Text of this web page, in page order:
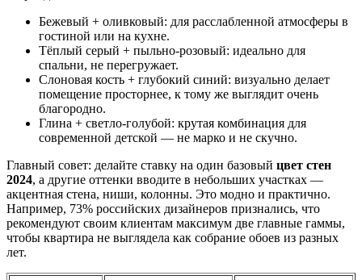
Бежевый + оливковый: для расслабленной атмосферы в
гостиной или на кухне.
Тёплый серый + пыльно-розовый: идеально для
спальни, не перегружает.
Слоновая кость + глубокий синий: визуально делает
помещение просторнее, к тому же выглядит очень
благородно.
Глина + светло-голубой: крутая комбинация для
современной детской — не марко и не скучно.
Главный совет: делайте ставку на один базовый цвет стен
2024, а другие оттенки вводите в небольших участках —
акцентная стена, ниши, колонны. Это модно и практично.
Например, 73% российских дизайнеров признались, что
рекомендуют своим клиентам максимум две главные гаммы,
чтобы квартира не выглядела как собрание обоев из разных
лет.